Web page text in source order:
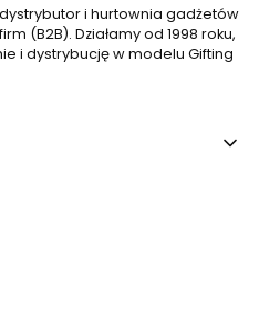
i hurtownia gadżetów
(B2B). Działamy od 1998 roku,
i dystrybucję w modelu Gifting